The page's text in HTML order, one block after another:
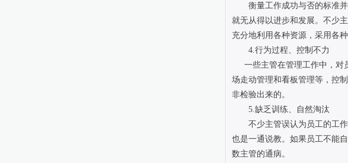
衡量工作成功与否的标准
就无从得以进步和发展。不少
充分地利用各种资源，采用各
4.行为过程、控制不力
一些主管在管理工作中，对
场走动管理和看板管理等，控
非检验出来的。
5.缺乏训练、自然淘汰
不少主管误认为员工的工
也是一通说教。如果员工不能
数主管的通病。